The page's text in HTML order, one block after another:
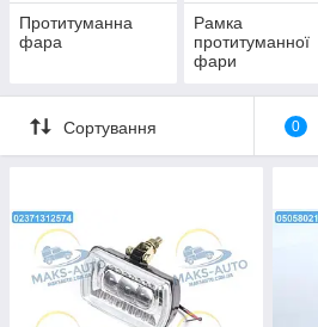
Протитуманна
фара
Рамка
протитуманної
фари
Сортування 0